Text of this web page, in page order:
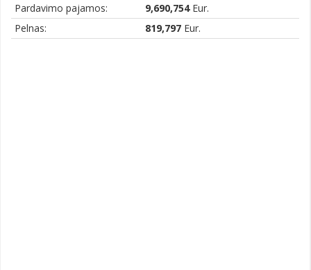
Pardavimo pajamos: 9,690,754Eur.
Pelnas:
819,797 Eur.